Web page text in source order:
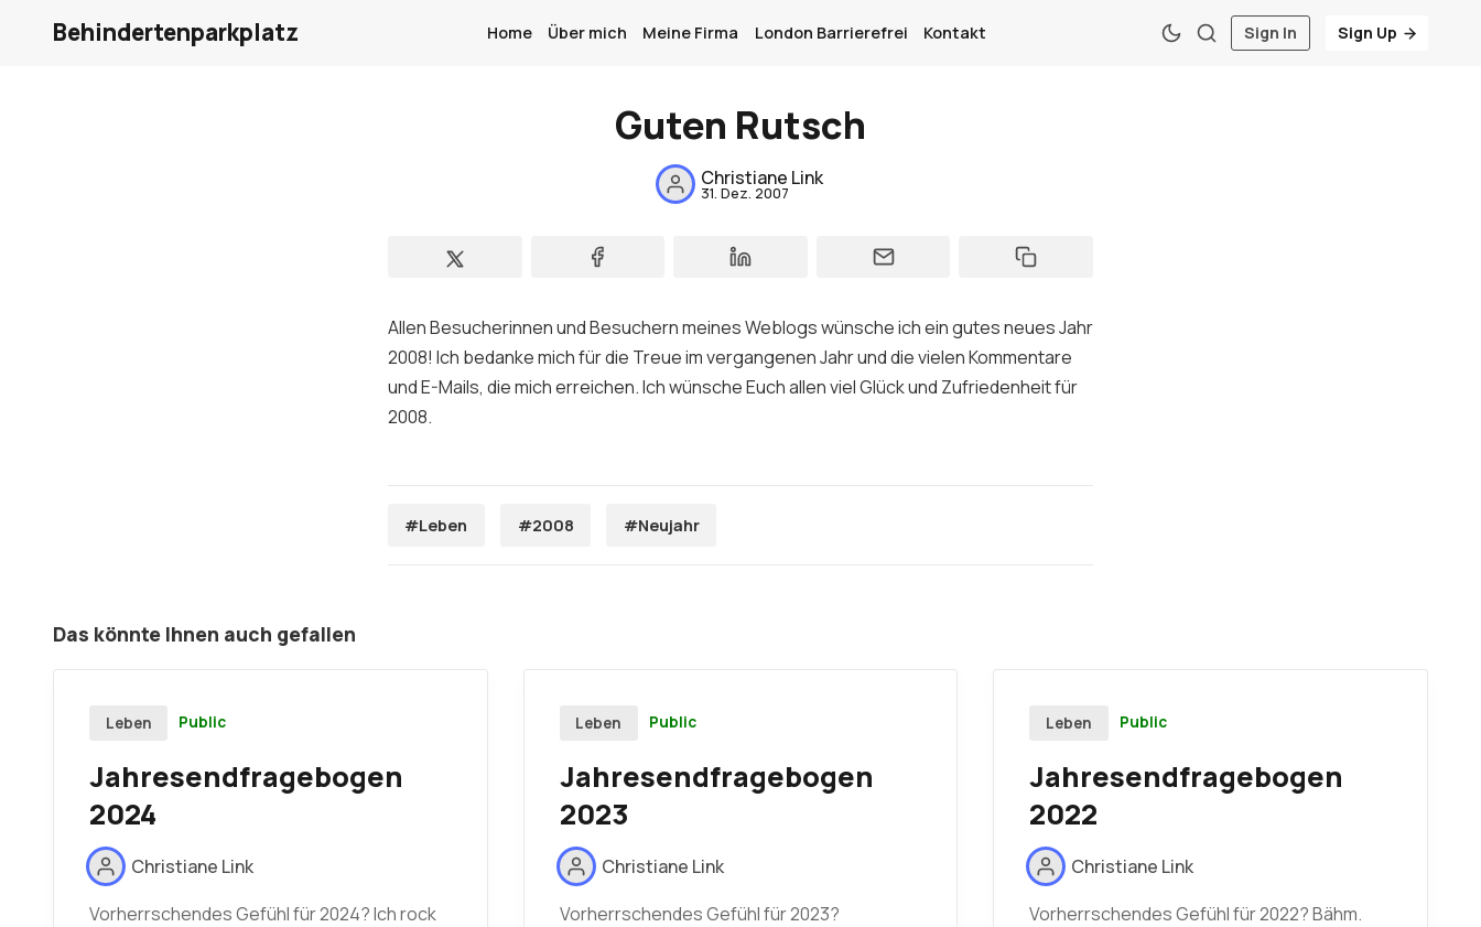
Home
Über mich
Kontakt
Sign up
Behindertenparkplatz Home Über mich Meine Firma London Barrierefrei Kontakt Sign In Sign Up
Guten Rutsch
Christiane Link
31. Dez. 2007
Allen Besucherinnen und Besuchern meines Weblogs wünsche ich ein gutes neues Jahr
2008! Ich bedanke mich für die Treue im vergangenen Jahr und die vielen Kommentare
und E-Mails, die mich erreichen. Ich wünsche Euch allen viel Glück und Zufriedenheit für
2008.
#Leben #2008 #Neujahr
Das könnte Ihnen auch gefallen
Leben Public
Jahresendfragebogen
2024
Christiane Link
Vorherrschendes Gefühl für 2024? Ich rock
Leben Public
Jahresendfragebogen
2023
Christiane Link
Vorherrschendes Gefühl für 2023?
Leben Public
Jahresendfragebogen
2022
Christiane Link
Vorherrschendes Gefühl für 2022? Bähm.